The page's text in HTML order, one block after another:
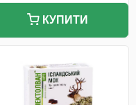
КУПИТИ